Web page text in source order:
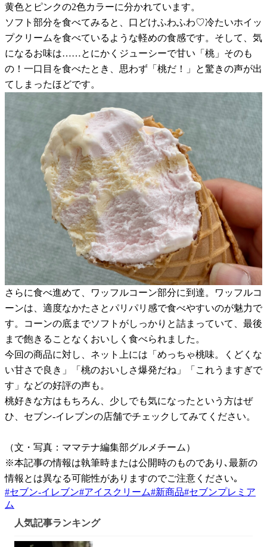
黄色とピンクの2色カラーに分かれています。
ソフト部分を食べてみると、口どけふわふわ♡冷たいホイッ
プクリームを食べているような軽めの食感です。そして、気
になるお味は……とにかくジューシーで甘い「桃」そのも
の！一口目を食べたとき、思わず「桃だ！」と驚きの声が出
てしまったほどです。
さらに食べ進めて、ワッフルコーン部分に到達。ワッフルコ
ーンは、適度なかたさとパリパリ感で食べやすいのが魅力で
す。コーンの底までソフトがしっかりと詰まっていて、最後
まで飽きることなくおいしく食べられました。
今回の商品に対し、ネット上には「めっちゃ桃味。くどくな
い甘さで良き」「桃のおいしさ爆発だね」「これうますぎで
す」などの好評の声も。
桃好きな方はもちろん、少しでも気になったという方はぜ
ひ、セブン-イレブンの店舗でチェックしてみてください。
（文・写真：ママテナ編集部グルメチーム）
※本記事の情報は執筆時または公開時のものであり､最新の
情報とは異なる可能性がありますのでご注意ください｡
#セブン-イレブン#アイスクリーム#新商品#セブンプレミア
ム
人気記事ランキング